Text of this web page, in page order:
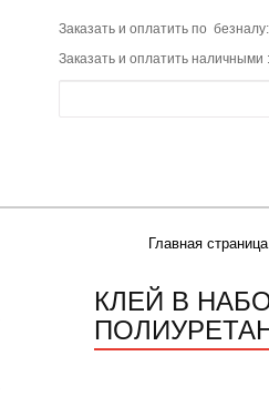
Заказать и оплатить по
Заказать и оплатить наличными
Главная страница
КЛЕЙ В